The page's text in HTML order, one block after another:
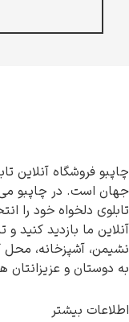
چاپبو فروشگاه آنلاین
جهان است. در چاپبو
تابلوی دلخواه خود را
آنلاین ما بازدید کنید
نشیمن، آشپزخانه، محل
به دوستان و عزیزانتان
اطلاعات بیشتر